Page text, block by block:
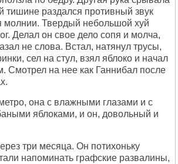
тишине раздался противный звук
молнии. Твердый небольшой хуй
Делал он свое дело сопя и молча,
не слова. Встал, натянул трусы,
сел на стул, взял яблоко и начал
Смотрел на нее как Ганнибал после
она с влажными глазами и с
яблоками, и он, довольный и
три месяца. Он потихоньку
напоминать графские развалины,